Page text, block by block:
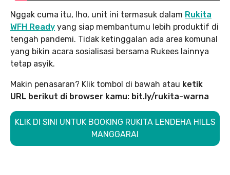
Nggak cuma itu, lho, unit ini termasuk dalam Rukita
WFH Ready yang siap membantumu lebih produktif di
tengah pandemi. Tidak ketinggalan ada area komunal
yang bikin acara sosialisasi bersama Rukees lainnya
tetap asyik.
Makin penasaran? Klik tombol di bawah atau ketik
URL berikut di browser kamu: bit.ly/rukita-warna
KLIK DI SINI UNTUK BOOKING RUKITA LENDEHA HILLS
MANGGARAI